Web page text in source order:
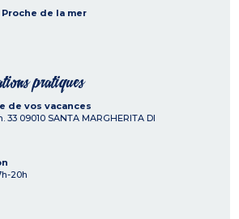
Proche de la mer
pratiques
de vos vacances
33 09010 SANTA MARGHERITA DI
20h